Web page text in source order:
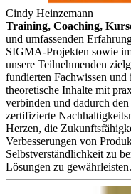
Cindy Heinzemann
Training, Coaching,
und umfassenden
SIGMA-Projekten sowie
unsere Teilnehmenden
fundierten Fachwissen und
theoretische Inhalte mit
verbinden und dadurch
zertifizierte
Herzen, die
Verbesserungen von
Selbstverständlichkeit zu
Lösungen zu gewährleisten.